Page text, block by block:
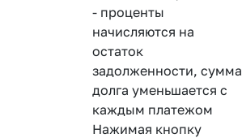
- проценты
начисляются на
остаток
задолженности, сумма
долга уменьшается с
каждым платежом
Нажимая кнопку